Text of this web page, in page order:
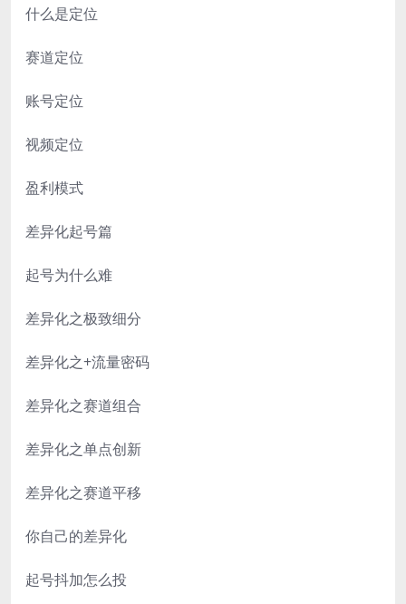
什么是定位
赛道定位
账号定位
视频定位
盈利模式
差异化起号篇
起号为什么难
差异化之极致细分
差异化之+流量密码
差异化之赛道组合
差异化之单点创新
差异化之赛道平移
你自己的差异化
起号抖加怎么投